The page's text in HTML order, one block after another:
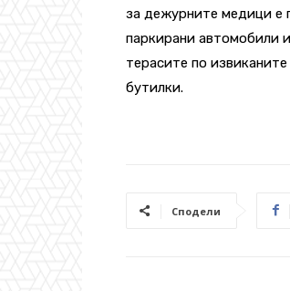
за дежурните медици е
паркирани автомобили
терасите по
бутилки.
Сподели